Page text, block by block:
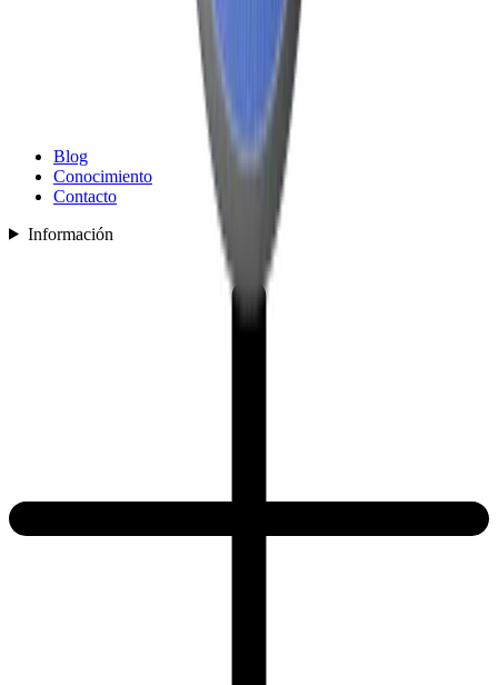
Blog
Conocimiento
Contacto
Información